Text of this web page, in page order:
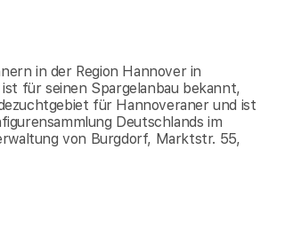
in der Region Hannover in
für seinen Spargelanbau bekannt,
für Hannoveraner und ist
Deutschlands im
von Burgdorf, Marktstr. 55,